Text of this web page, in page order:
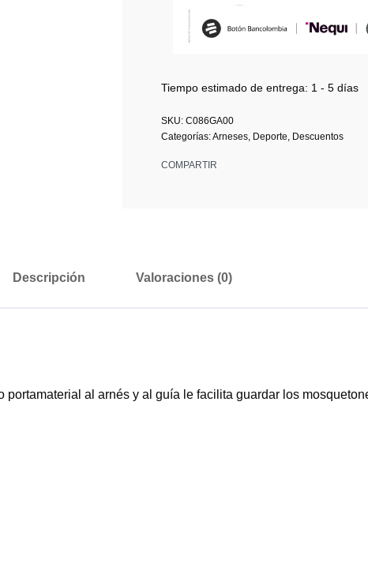
Tiempo estimado de entrega: 1 - 5 días
C086GA00
Categorías:Arneses, Deporte, Descuentos
COMPARTIR
Descripción Valoraciones (0)
al arnés y al guía le facilita guardar los